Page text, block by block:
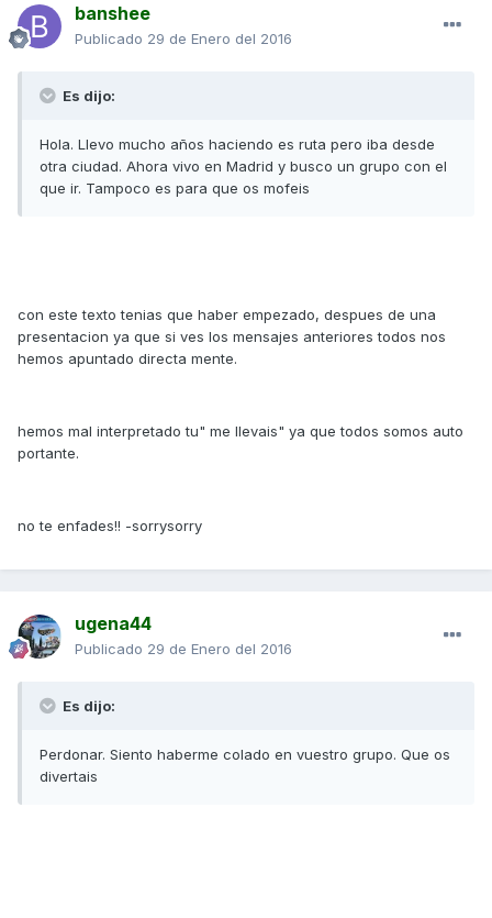
banshee
Publicado 29 de Enero del 2016
Es dijo:
Hola. Llevo mucho años haciendo es ruta pero iba desde
otra ciudad. Ahora vivo en Madrid y busco un grupo con el
que ir. Tampoco es para que os mofeis
con este texto tenias que haber empezado, despues de una
presentacion ya que si ves los mensajes anteriores todos nos
hemos apuntado directa mente.
hemos mal interpretado tu" me llevais" ya que todos somos auto
portante.
no te enfades!! -sorrysorry
ugena44
Publicado 29 de Enero del 2016
Es dijo:
Perdonar. Siento haberme colado en vuestro grupo. Que os
divertais